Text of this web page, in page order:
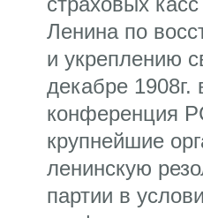
Ленина по
и укреплению
декабре
конференция
крупнейшие
ленинскую
партии в